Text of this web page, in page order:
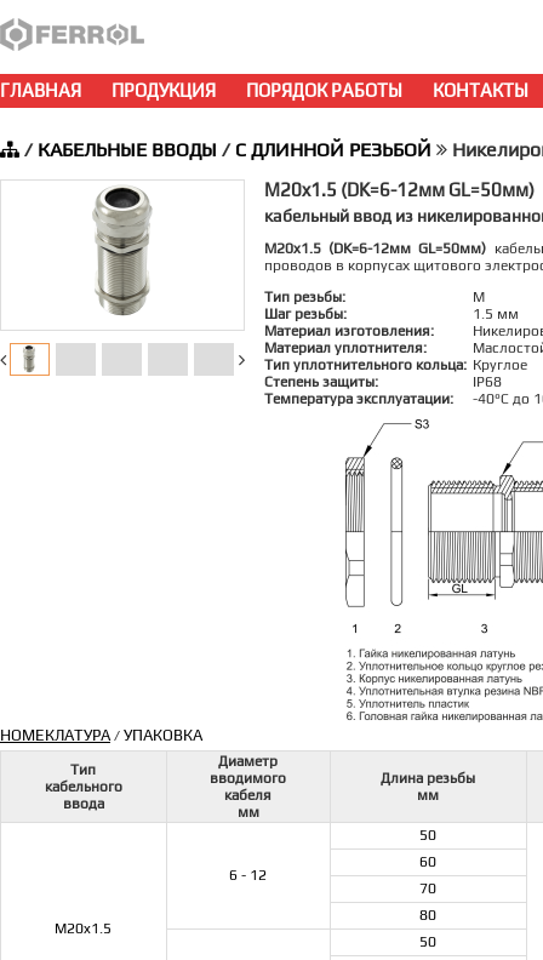
ГЛАВНАЯ ПРОДУКЦИЯ ПОРЯДОК РАБОТЫ КОНТАКТЫ
/ КАБЕЛЬНЫЕ ВВОДЫ / С ДЛИННОЙ РЕЗЬБОЙ
M20x1.5 (DK=6-12мм GL=50мм)
кабельный ввод из
M20x1.5 (DK=6-12мм GL=50мм)
проводов в корпусах щитового
Тип резьбы:
M
Шаг резьбы:
1.5 мм
Материал изготовления:
Материал уплотнителя:
Тип уплотнительного кольца: Круглое
Степень защиты:
IP68
Температура эксплуатации:
-40°C до
НОМЕКЛАТУРА/ УПАКОВКА
Тип
кабельного
ввода
Диаметр
вводимого
кабеля
мм
Длина резьбы
мм
M20x1.5
6 - 12
50
60
70
80
50